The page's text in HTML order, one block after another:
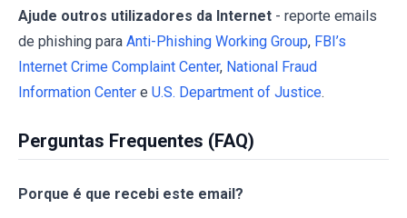
Ajude outros utilizadores da Internet - reporte emails
de phishing para Anti-Phishing Working Group, FBI’s
Internet Crime Complaint Center, National Fraud
Information Center e U.S. Department of Justice.
Perguntas Frequentes (FAQ)
Porque é que recebi este email?